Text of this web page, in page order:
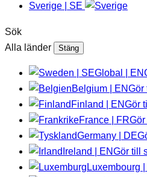
Sverige | SE
Sök
Alla länder
Stäng
Global | EN
Belgium | ENGör
Finland | ENGör
France | FR
Germany | DE
Ireland | ENGör till
Luxembourg |